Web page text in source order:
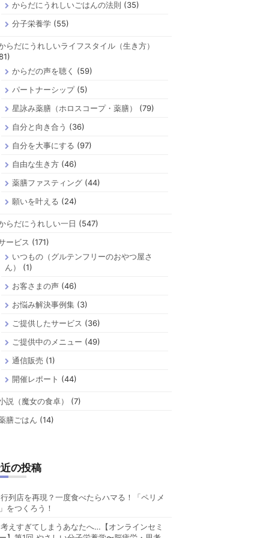
からだにうれしいごはんの法則 (35)
分子栄養学(55)
らだにうれしいライフスタイル（生き方）
からだの声を聴く
(59)
パートナーシップ(5)
星詠み薬膳（ホロスコープ・薬膳）
(79)
自分と向き合う (36)
自分を大事にする (97)
自由な生き方(46)
薬膳ファスティング(44)
願いを叶える (24)
らだにうれしい一日 (547)
ービス (171)
いつもの（グルテンフリーのおやつ屋さ
ん）
(1)
お客さまの声(46)
お悩み解決事例集 (3)
ご提供したサービス (36)
ご提供中のメニュー (49)
通信販売 (1)
開催レポート (44)
説（魔女の食卓）
(7)
膳ごはん (14)
の投稿
行列店を再現？一度食べたらハマる！「ペリメ
をつくろう！
考えすぎてしまうあなたへ…【オンラインセミ